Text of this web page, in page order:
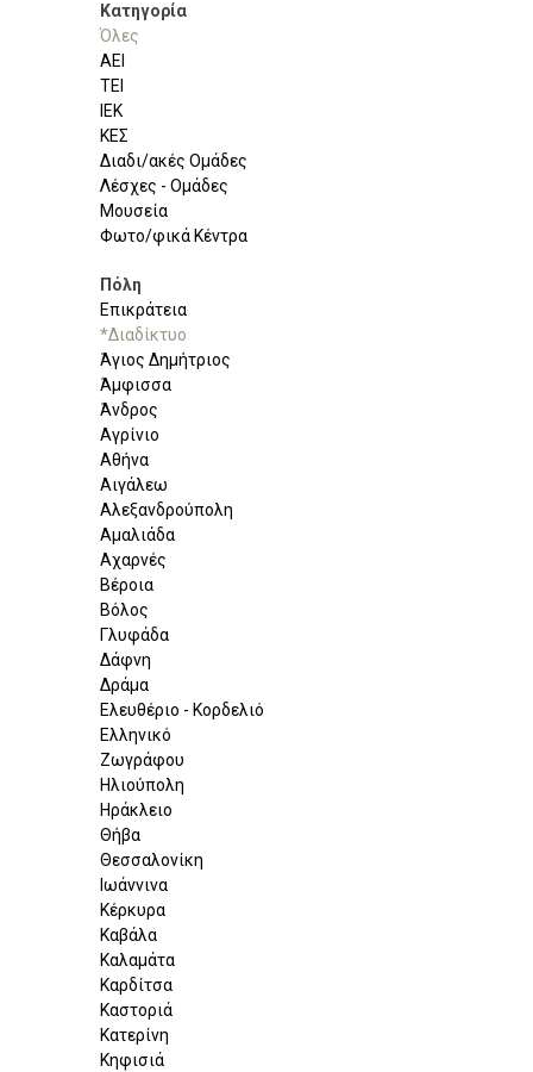
Κατηγορία
Όλες
ΑΕΙ
ΤΕΙ
ΙΕΚ
ΚΕΣ
Διαδι/ακές Ομάδες
Λέσχες - Ομάδες
Μουσεία
Φωτο/φικά Κέντρα
Πόλη
Επικράτεια
*Διαδίκτυο
Άγιος Δημήτριος
Άμφισσα
Άνδρος
Αγρίνιο
Αθήνα
Αιγάλεω
Αλεξανδρούπολη
Αμαλιάδα
Αχαρνές
Βέροια
Βόλος
Γλυφάδα
Δάφνη
Δράμα
Ελευθέριο - Κορδελιό
Ελληνικό
Ζωγράφου
Ηλιούπολη
Ηράκλειο
Θήβα
Θεσσαλονίκη
Ιωάννινα
Κέρκυρα
Καβάλα
Καλαμάτα
Καρδίτσα
Καστοριά
Κατερίνη
Κηφισιά